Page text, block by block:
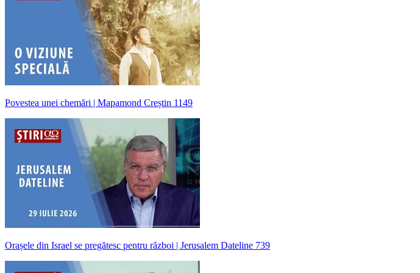
Povestea unei chemări | Mapamond Creștin 1149
Orașele din Israel se pregătesc pentru război | Jerusalem Dateline 739